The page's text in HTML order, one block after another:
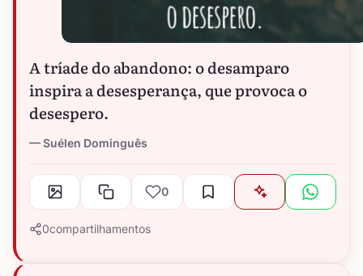
A tríade do abandono: o desamparo
inspira a desesperança, que provoca o
desespero.
Suélen Dominguês
0
0compartilhamentos